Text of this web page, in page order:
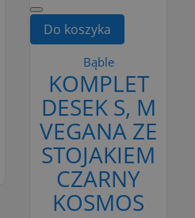
Do koszyka
Bąble
KOMPLET
DESEK S, M
VEGANA ZE
STOJAKIEM
CZARNY
KOSMOS